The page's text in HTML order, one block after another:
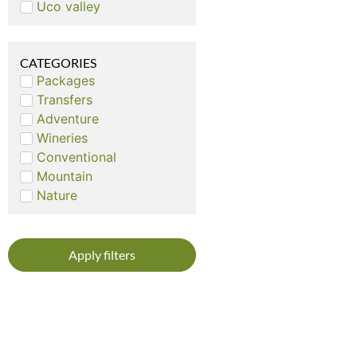
Uco valley
CATEGORIES
Packages
Transfers
Adventure
Wineries
Conventional
Mountain
Nature
Apply filters